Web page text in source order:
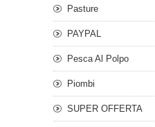
Pasture
PAYPAL
Pesca Al Polpo
Piombi
SUPER OFFERTA